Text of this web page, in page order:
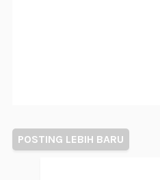
POSTING LEBIH BARU